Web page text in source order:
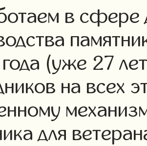
в сфере
(уже 27
на всех
для